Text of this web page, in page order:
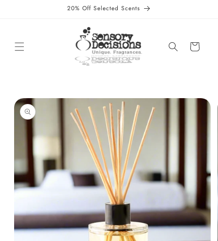
20% Off Selected Scents
Cart
Skip to
product
information